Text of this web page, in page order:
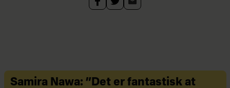
familier, der har børn under 18 år,
Hvordan: Du finder ansøgningsskema
Samira Nawa: ”Det er fantastisk at